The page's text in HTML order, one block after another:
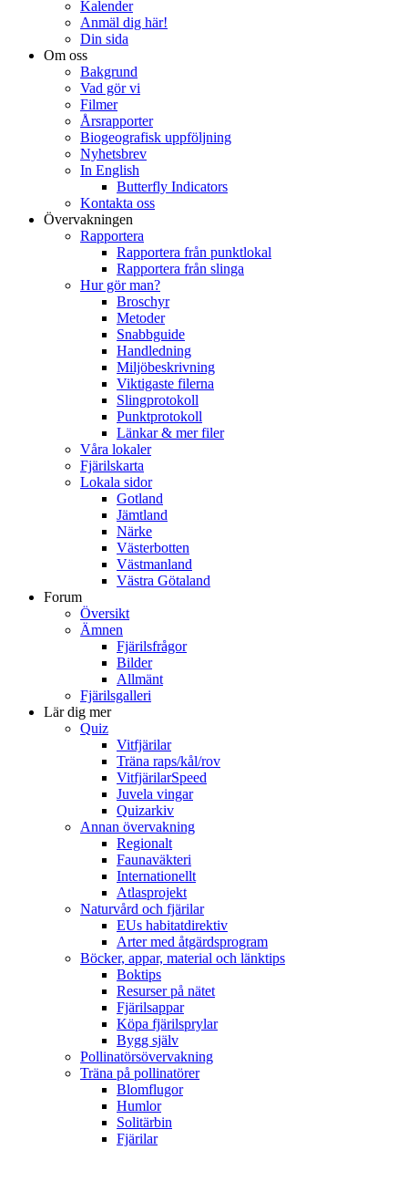
Kalender
Anmäl dig här!
Din sida
Om oss
Bakgrund
Vad gör vi
Filmer
Årsrapporter
Biogeografisk uppföljning
Nyhetsbrev
In English
Butterfly Indicators
Kontakta oss
Övervakningen
Rapportera
Rapportera från punktlokal
Rapportera från slinga
Hur gör man?
Broschyr
Metoder
Snabbguide
Handledning
Miljöbeskrivning
Viktigaste filerna
Slingprotokoll
Punktprotokoll
Länkar & mer filer
Våra lokaler
Fjärilskarta
Lokala sidor
Gotland
Jämtland
Närke
Västerbotten
Västmanland
Västra Götaland
Forum
Översikt
Ämnen
Fjärilsfrågor
Bilder
Allmänt
Fjärilsgalleri
Lär dig mer
Quiz
Vitfjärilar
Träna raps/kål/rov
VitfjärilarSpeed
Juvela vingar
Quizarkiv
Annan övervakning
Regionalt
Faunaväkteri
Internationellt
Atlasprojekt
Naturvård och fjärilar
EUs habitatdirektiv
Arter med åtgärdsprogram
Böcker, appar, material och länktips
Boktips
Resurser på nätet
Fjärilsappar
Köpa fjärilsprylar
Bygg själv
Pollinatörsövervakning
Träna på pollinatörer
Blomflugor
Humlor
Solitärbin
Fjärilar